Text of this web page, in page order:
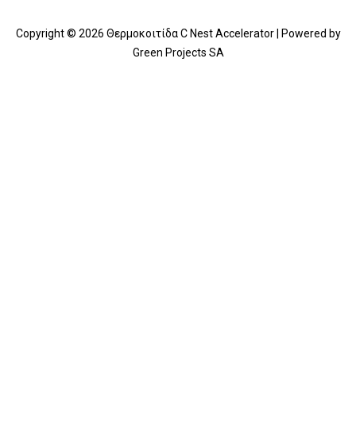
Copyright © 2026 Θερμοκοιτίδα C Nest Accelerator | Powered by
Green Projects SA